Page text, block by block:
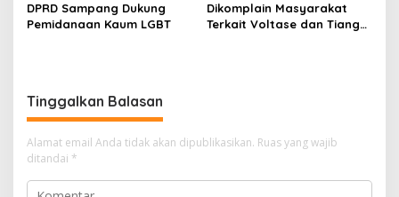
DPRD Sampang Dukung
Pemidanaan Kaum LGBT
Dikomplain Masyarakat
Terkait Voltase dan Tiang
Tinggalkan Balasan
Alamat email Anda tidak akan dipublikasikan. Ruas yang wajib
ditandai *